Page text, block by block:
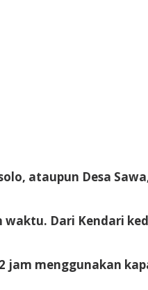
ataupun Desa
Dari Kendari
jam menggunakan